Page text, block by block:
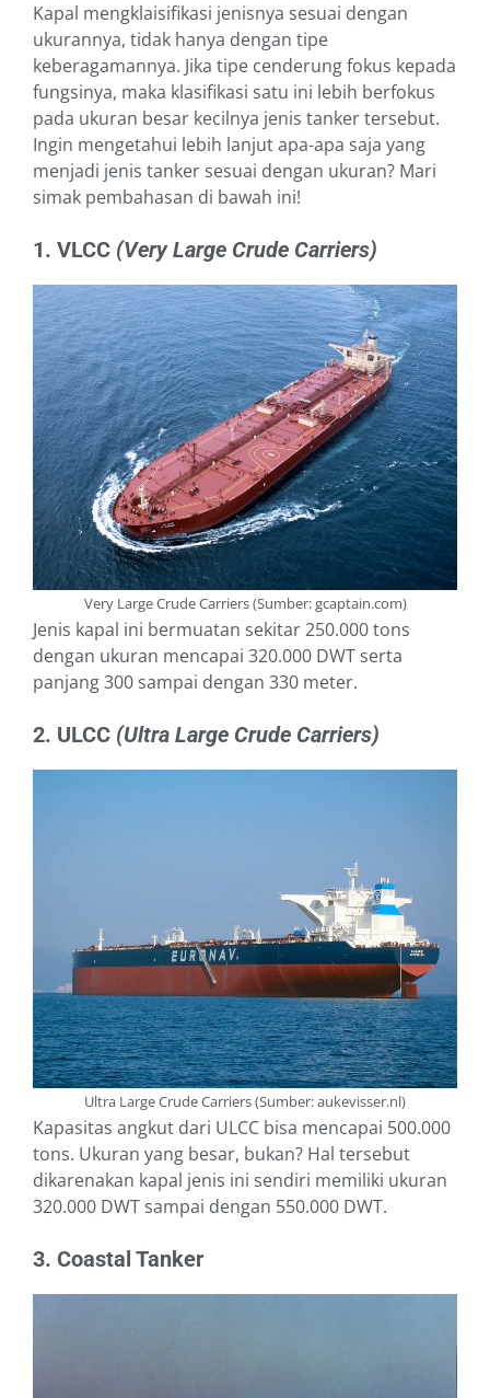
Kapal mengklaisifikasi jenisnya sesuai dengan
ukurannya, tidak hanya dengan tipe
keberagamannya. Jika tipe cenderung fokus kepada
fungsinya, maka klasifikasi satu ini lebih berfokus
pada ukuran besar kecilnya jenis tanker tersebut.
Ingin mengetahui lebih lanjut apa-apa saja yang
menjadi jenis tanker sesuai dengan ukuran? Mari
simak pembahasan di bawah ini!
1. VLCC (Very Large Crude Carriers)
Very Large Crude Carriers (Sumber: gcaptain.com)
Jenis kapal ini bermuatan sekitar 250.000 tons
dengan ukuran mencapai 320.000 DWT serta
panjang 300 sampai dengan 330 meter.
2. ULCC (Ultra Large Crude Carriers)
Ultra Large Crude Carriers (Sumber: aukevisser.nl)
Kapasitas angkut dari ULCC bisa mencapai 500.000
tons. Ukuran yang besar, bukan? Hal tersebut
dikarenakan kapal jenis ini sendiri memiliki ukuran
320.000 DWT sampai dengan 550.000 DWT.
3. Coastal Tanker